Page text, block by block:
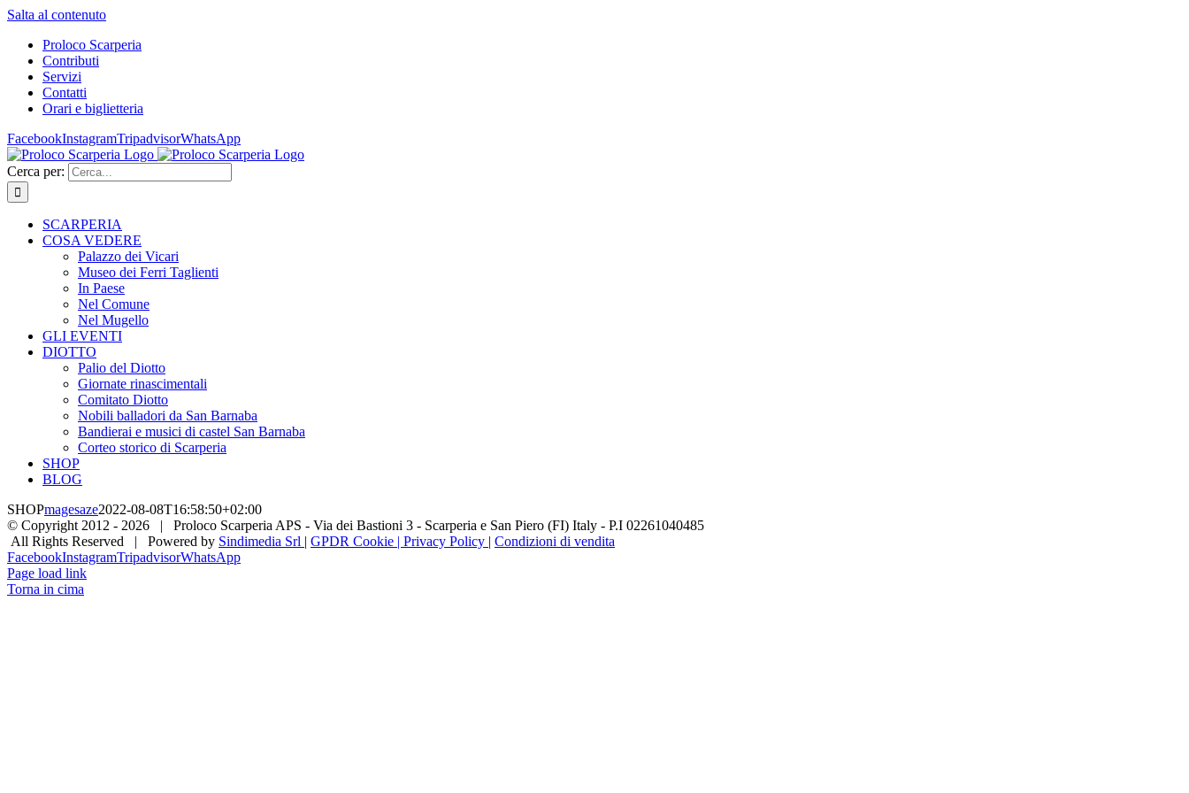
Salta al contenuto
Proloco Scarperia
Contributi
Servizi
Contatti
Orari e biglietteria
FacebookInstagramTripadvisorWhatsApp
Cerca per:
SCARPERIA
COSA VEDERE
Palazzo dei Vicari
Museo dei Ferri Taglienti
In Paese
Nel Comune
Nel Mugello
GLI EVENTI
DIOTTO
Palio del Diotto
Giornate rinascimentali
Comitato Diotto
Nobili balladori da San Barnaba
Bandierai e musici di castel San Barnaba
Corteo storico di Scarperia
SHOP
BLOG
SHOPmagesaze2022-08-08T16:58:50+02:00
© Copyright 2012 - 2026 | Proloco Scarperia APS - Via dei Bastioni 3 - Scarperia e San Piero (FI) Italy - P.I 02261040485
All Rights Reserved | Powered by Sindimedia Srl | GPDR Cookie | Privacy Policy | Condizioni di vendita
FacebookInstagramTripadvisorWhatsApp
Page load link
Torna in cima